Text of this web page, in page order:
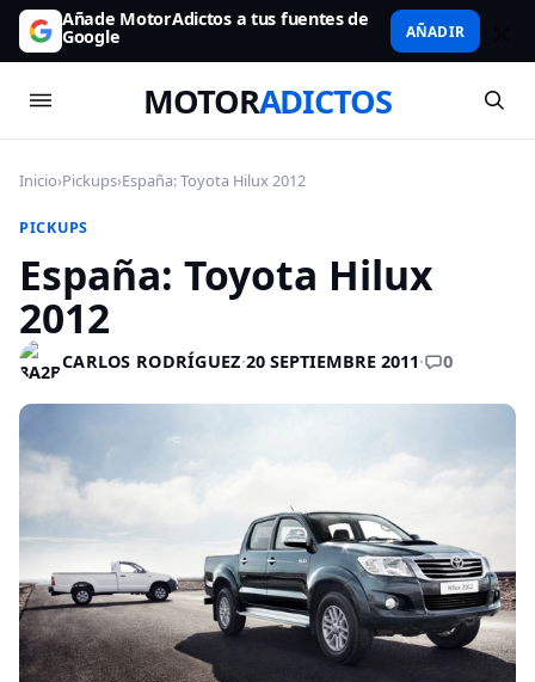
Añade MotorAdictos a tus fuentes de
Google AÑADIR
MOTORADICTOS
Inicio›Pickups›España: Toyota Hilux 2012
PICKUPS
España: Toyota Hilux
2012
CARLOS RODRÍGUEZ·20 SEPTIEMBRE 2011· 0